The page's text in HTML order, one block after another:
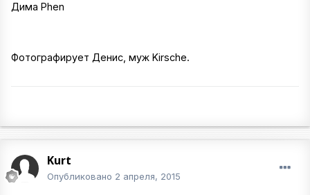
Дима Phen
Фотографирует Денис, муж Kirsche.
Kurt
Опубликовано 2 апреля, 2015